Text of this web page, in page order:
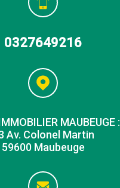
0327649216
MAUBEUGE :
Av. Colonel Martin
59600 Maubeuge